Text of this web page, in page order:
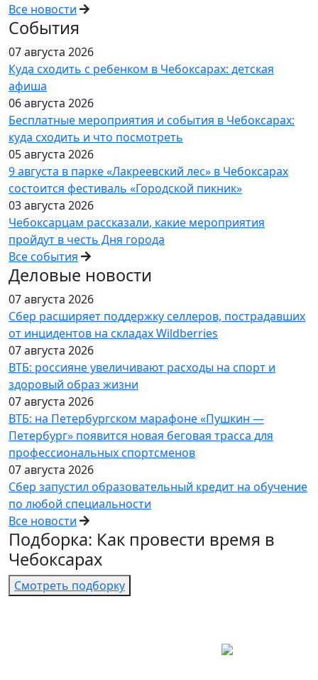
Все новости
События
07 августа 2026
Куда сходить с ребенком в Чебоксарах: детская
афиша
06 августа 2026
Бесплатные мероприятия и события в Чебоксарах:
куда сходить и что посмотреть
05 августа 2026
9 августа в парке «Лакреевский лес» в Чебоксарах
состоится фестиваль «Городской пикник»
03 августа 2026
Чебоксарцам рассказали, какие мероприятия
пройдут в честь Дня города
Все события
Деловые новости
07 августа 2026
Сбер расширяет поддержку селлеров, пострадавших
от инцидентов на складах Wildberries
07 августа 2026
ВТБ: россияне увеличивают расходы на спорт и
здоровый образ жизни
07 августа 2026
ВТБ: на Петербургском марафоне «Пушкин —
Петербург» появится новая беговая трасса для
профессиональных спортсменов
07 августа 2026
Сбер запустил образовательный кредит на обучение
по любой специальности
Все новости
Подборка: Как провести время в
Чебоксарах
Смотреть подборку